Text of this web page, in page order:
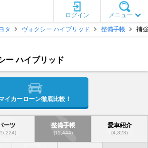
メニュー
ログイン
タ ヴォクシー ハイブリッド 整備手帳 補強
ー ハイブリッド
イカーローン徹底比較！
ーツ 整備手帳
(11,444)
愛車紹介
(4,823)